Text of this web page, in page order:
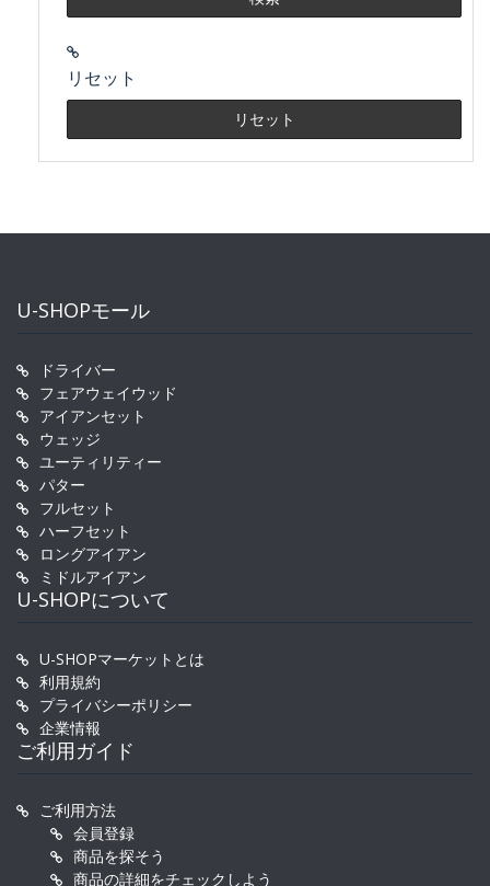
リセット
U-SHOPモール
ドライバー
フェアウェイウッド
アイアンセット
ウェッジ
ユーティリティー
パター
フルセット
ハーフセット
ロングアイアン
ミドルアイアン
U-SHOPについて
U-SHOPマーケットとは
利用規約
プライバシーポリシー
企業情報
ご利用ガイド
ご利用方法
会員登録
商品を探そう
商品の詳細をチェックしよう